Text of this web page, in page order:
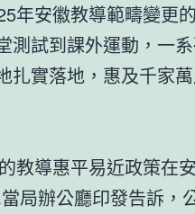
年安徽教導範疇變更
測試到課外運動，一
實落地，惠及千家萬
教導惠平易近政策在
局辦公廳印發告訴，